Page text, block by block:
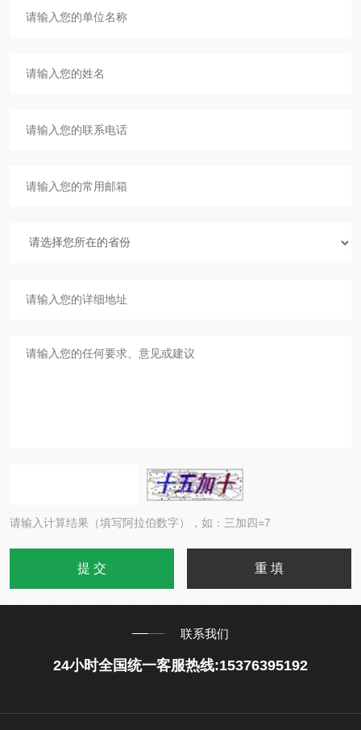
请输入计算结果（填写阿拉伯数字），如：三加四=7
联系我们
24小时全国统一客服热线:15376395192